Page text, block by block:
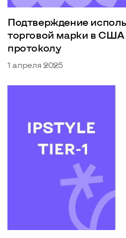
Подтверждение
торговой марки в
протоколу
1 апреля 2025